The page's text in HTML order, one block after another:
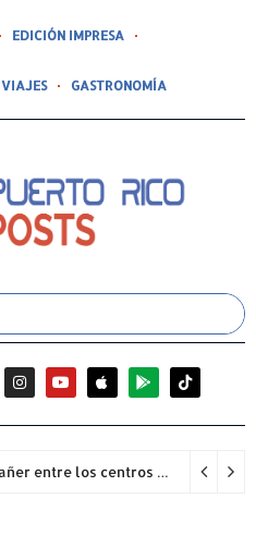
EDICIÓN IMPRESA
VIAJES GASTRONOMÍA
Hospital General de Castañer entre los centros de salud comunitarios con mejor desempeño clínico de Estados Unidos